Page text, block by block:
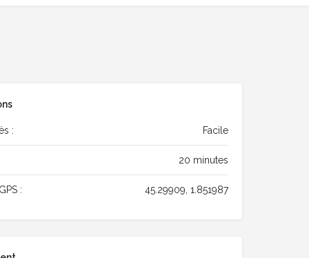
: Facile
20 minutes
: 45.29909, 1.851987